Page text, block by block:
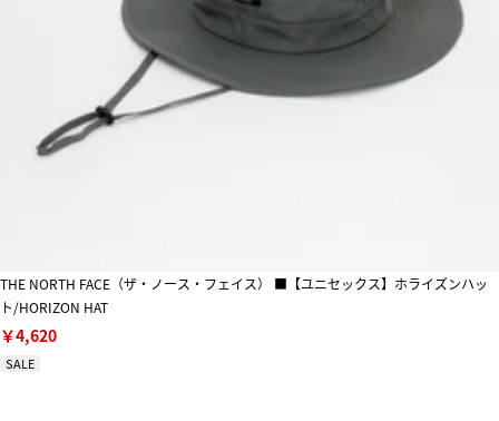
THE NORTH FACE（ザ・ノース・フェイス） ■【ユニセックス】ホライズンハッ
ト/HORIZON HAT
￥4,620
SALE